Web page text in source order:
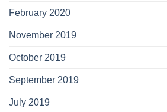
February 2020
November 2019
October 2019
September 2019
July 2019